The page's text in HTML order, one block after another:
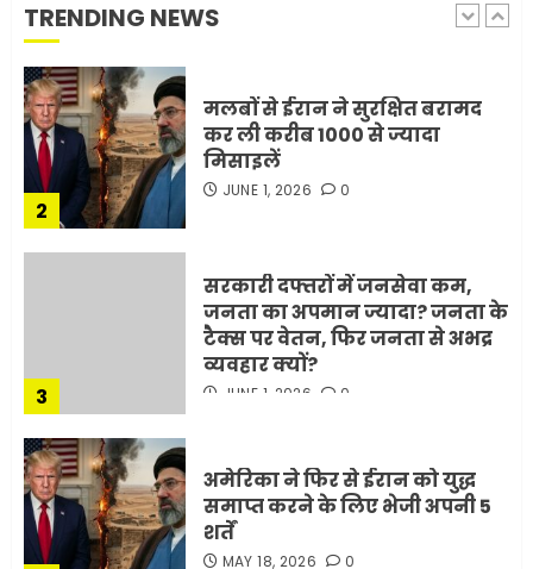
TRENDING NEWS
1
2
मलबों से ईरान ने सुरक्षित बरामद
कर ली करीब 1000 से ज्यादा
मिसाइलें
JUNE 1, 2026 0
3
सरकारी दफ्तरों में जनसेवा कम,
जनता का अपमान ज्यादा? जनता के
टैक्स पर वेतन, फिर जनता से अभद्र
व्यवहार क्यों?
JUNE 1, 2026 0
अमेरिका ने फिर से ईरान को युद्ध
समाप्त करने के लिए भेजी अपनी 5
शर्तें
MAY 18, 2026 0